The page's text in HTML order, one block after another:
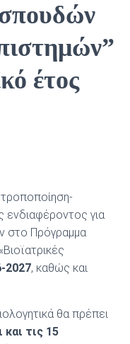
έτος
για
στο Πρόγραμμα
2027, καθώς και
θα πρέπει
και τις 15